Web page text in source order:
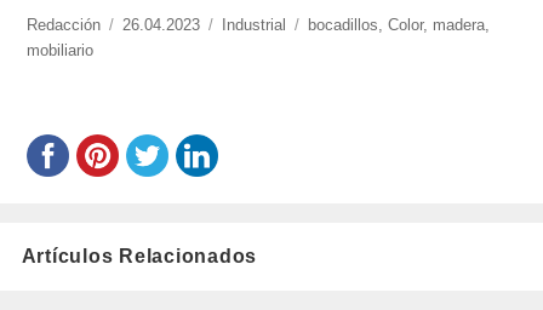
https://www.experimenta.es/author/redaccion/
Redacción
Publicado
26.04.2023 Categorías
Industrial Etiquetas
bocadillos ,Color, madera
mobiliario
Artículos Relacionados